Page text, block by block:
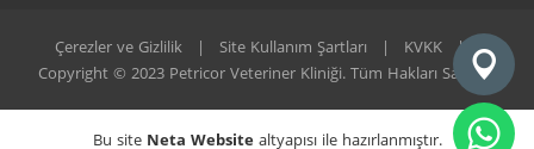
Çerezler ve Gizlilik | Site Kullanım Şartları | KVKK
|
Copyright © 2023 Petricor Veteriner Kliniği. Tüm Hakları Saklıdır.
Bu site Neta Websitealtyapısı ile hazırlanmıştır.